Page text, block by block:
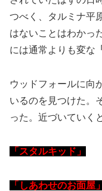
つべく、タルミナ平
はないことはわかっ
には通常よりも変な
ウッドフォールに向
いるのを見つけた。
った。近づいていく
「スタルキッド」
「しあわせのお面屋」